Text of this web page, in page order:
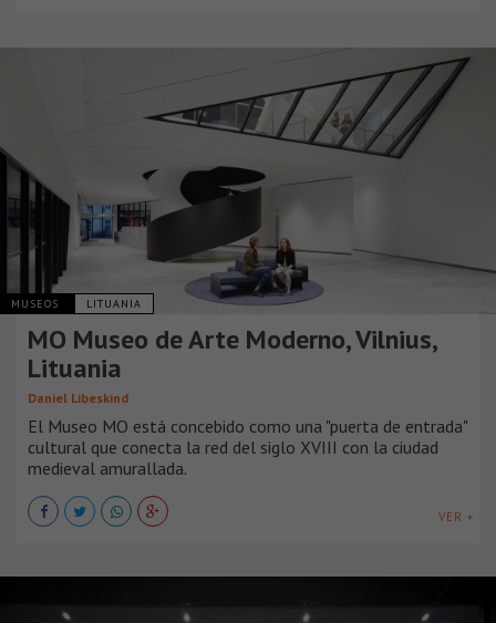
MUSEOS LITUANIA
MO Museo de Arte Moderno, Vilnius,
Lituania
Daniel Libeskind
El Museo MO está concebido como una "puerta de entrada"
cultural que conecta la red del siglo XVIII con la ciudad
medieval amurallada.
VER +